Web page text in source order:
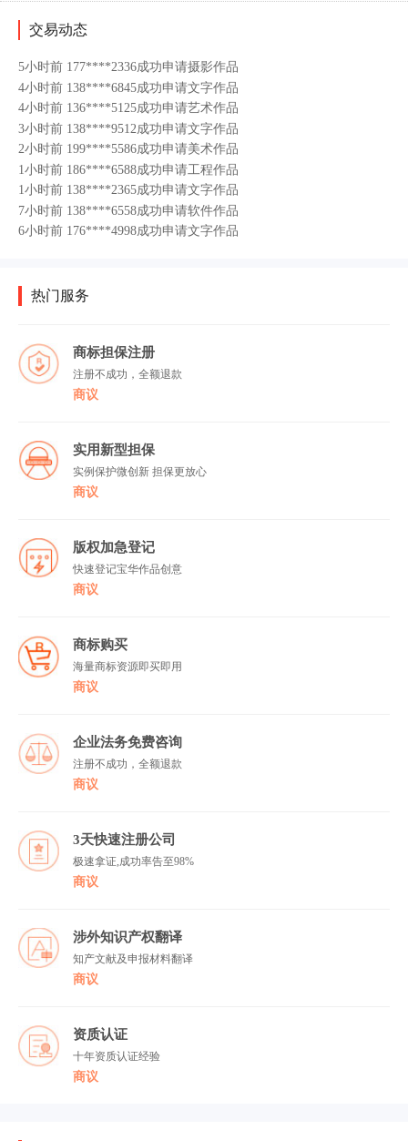
交易动态
1小时前 138****2365成功申请文字作品
7小时前 138****6558成功申请软件作品
5小时前 177****2336成功申请摄影作品
4小时前 138****6845成功申请文字作品
4小时前 136****5125成功申请艺术作品
3小时前 138****9512成功申请文字作品
2小时前 199****5586成功申请美术作品
1小时前 186****6588成功申请工程作品
1小时前 138****2365成功申请文字作品
7小时前 138****6558成功申请软件作品
6小时前 176****4998成功申请文字作品
4小时前 136****5125成功申请艺术作品
1小时前 186****6588成功申请工程作品
热门服务
商标担保注册
注册不成功，全额退款
商议
实用新型担保
实例保护微创新 担保更放心
商议
版权加急登记
快速登记宝华作品创意
商议
商标购买
海量商标资源即买即用
商议
企业法务免费咨询
注册不成功，全额退款
商议
3天快速注册公司
极速拿证,成功率告至98%
商议
涉外知识产权翻译
知产文献及申报材料翻译
商议
资质认证
十年资质认证经验
商议